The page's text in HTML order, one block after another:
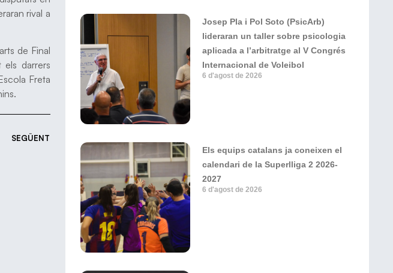
rival a
de Final
darrers
Freta
SEGÜENT
Josep Pla i Pol Soto (PsicArb)
lideraran un taller sobre psicologia
aplicada a l’arbitratge al V Congrés
Internacional de Voleibol
6 d'agost de 2026
Els equips catalans ja coneixen el
calendari de la Superlliga 2 2026-
2027
6 d'agost de 2026